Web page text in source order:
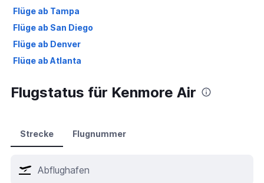
Flüge ab Tampa
Flüge ab San Diego
Flüge ab Denver
Flüge ab Atlanta
Flugstatus für Kenmore Air
Strecke Flugnummer